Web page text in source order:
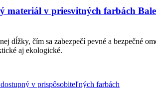
v priesvitných farbách
čím sa zabezpečí pevné a bezpečné
aj ekologické.